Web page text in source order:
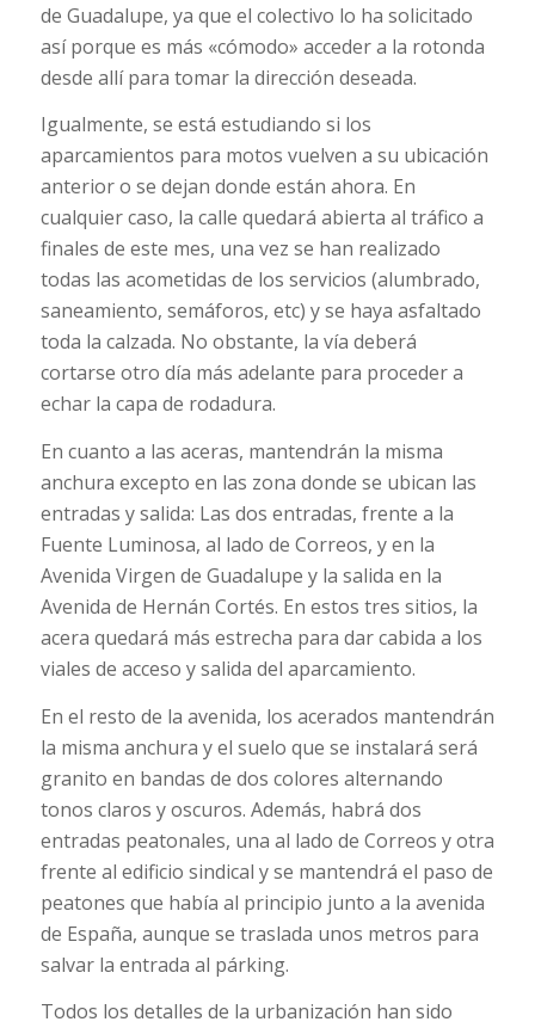
de Guadalupe, ya que el colectivo lo ha solicitado
así porque es más «cómodo» acceder a la rotonda
desde allí para tomar la dirección deseada.
Igualmente, se está estudiando si los
aparcamientos para motos vuelven a su ubicación
anterior o se dejan donde están ahora. En
cualquier caso, la calle quedará abierta al tráfico a
finales de este mes, una vez se han realizado
todas las acometidas de los servicios (alumbrado,
saneamiento, semáforos, etc) y se haya asfaltado
toda la calzada. No obstante, la vía deberá
cortarse otro día más adelante para proceder a
echar la capa de rodadura.
En cuanto a las aceras, mantendrán la misma
anchura excepto en las zona donde se ubican las
entradas y salida: Las dos entradas, frente a la
Fuente Luminosa, al lado de Correos, y en la
Avenida Virgen de Guadalupe y la salida en la
Avenida de Hernán Cortés. En estos tres sitios, la
acera quedará más estrecha para dar cabida a los
viales de acceso y salida del aparcamiento.
En el resto de la avenida, los acerados mantendrán
la misma anchura y el suelo que se instalará será
granito en bandas de dos colores alternando
tonos claros y oscuros. Además, habrá dos
entradas peatonales, una al lado de Correos y otra
frente al edificio sindical y se mantendrá el paso de
peatones que había al principio junto a la avenida
de España, aunque se traslada unos metros para
salvar la entrada al párking.
Todos los detalles de la urbanización han sido